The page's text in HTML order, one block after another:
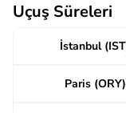
Uçuş Süreleri
İstanbul
Paris (ORY)